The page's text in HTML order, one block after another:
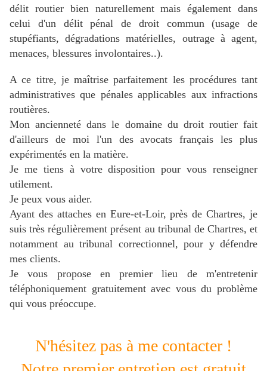
délit routier bien naturellement mais également dans
celui d'un délit pénal de droit commun (usage de
stupéfiants, dégradations matérielles, outrage à agent,
menaces, blessures involontaires..).
A ce titre, je maîtrise parfaitement les procédures tant
administratives que pénales applicables aux infractions
routières.
Mon ancienneté dans le domaine du droit routier fait
d'ailleurs de moi l'un des avocats français les plus
expérimentés en la matière.
Je me tiens à votre disposition pour vous renseigner
utilement.
Je peux vous aider.
Ayant des attaches en Eure-et-Loir, près de Chartres, je
suis très régulièrement présent au tribunal de Chartres, et
notamment au tribunal correctionnel, pour y défendre
mes clients.
Je vous propose en premier lieu de m'entretenir
téléphoniquement gratuitement avec vous du problème
qui vous préoccupe.
N'hésitez pas à me contacter !